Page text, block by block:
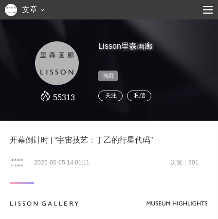
文章
55313
Lisson里森画廊
画廊
关注 私信
开幕倒计时 | “宇宙技艺：丁乙的行星代码”
2026-05-05 14:01:11 浏览：301